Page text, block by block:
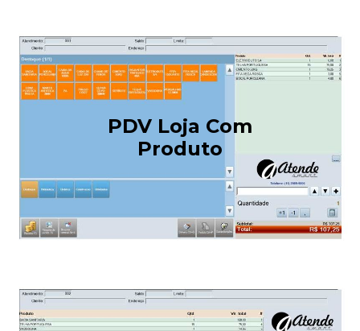
PDV Loja Com
Produto